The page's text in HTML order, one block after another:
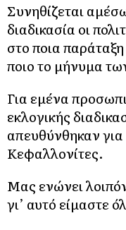
Συνηθίζεται
διαδικασία οι
στο ποια
ποιο το μήνυμα
Για εμένα
εκλογικής
απευθύνθηκαν
Κεφαλλονίτες.
Μας ενώνει
γι’ αυτό είμαστε